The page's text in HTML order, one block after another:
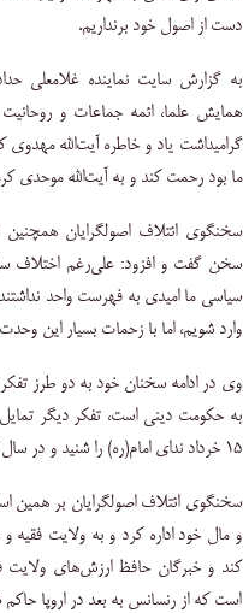
دست از اصول خود برنداریم.
به گزارش سایت نماینده غلامعلی
همایش علما، ائمه جماعات و
گرامیداشت یاد و خاطره آیت‌الله مهدوی
ما بود رحمت کند و به آیت‌الله موحدی
سخنگوی ائتلاف اصولگرایان
سخن گفت و افزود: علی‌رغم اختلاف
سیاسی ما امیدی به فهرست واحد
وارد شویم، اما با زحمات بسیار این
وی در ادامه سخنان خود به دو طرز
به حکومت دینی است، تفکر دیگر
۱۵ خرداد ندای امام(ره) را شنید و در سال ۵۷ به ندای امام(ره) لبیک گفت.
سخنگوی ائتلاف اصولگرایان بر همین
و مال خود اداره کرد و به ولایت فقیه و
کند و خبرگان حافظ ارزش‌های ولایت
است که از رنسانس به بعد در اروپا